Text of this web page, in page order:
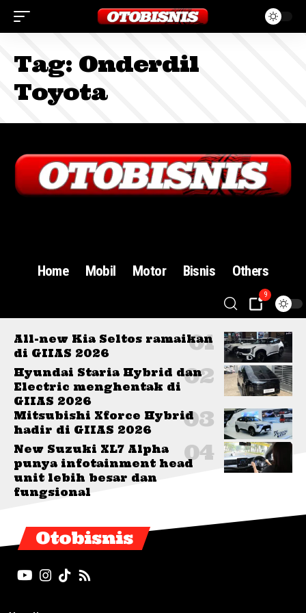
Tag: Onderdil
Toyota
Home Mobil Motor Bisnis Others
9
All-new Kia Seltos ramaikan
di GIIAS 2026
Hyundai Staria Hybrid dan
Electric menghentak di
GIIAS 2026
Mitsubishi Xforce Hybrid
hadir di GIIAS 2026
New Suzuki XL7 Alpha
punya infotainment head
unit lebih besar dan
fungsional
Otobisnis